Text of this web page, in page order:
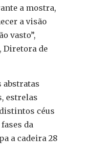
a mostra,
a visão
vasto”,
Diretora de
abstratas
estrelas
céus
da
a cadeira 28